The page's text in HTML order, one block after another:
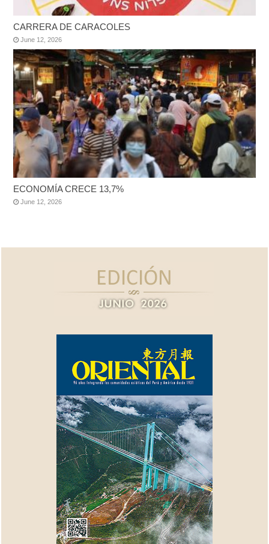
CARRERA DE CARACOLES
June 12, 2026
ECONOMÍA CRECE 13,7%
June 12, 2026